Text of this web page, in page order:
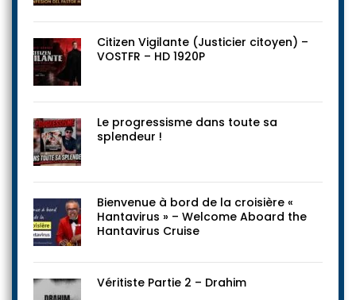
Citizen Vigilante (Justicier citoyen) –
VOSTFR – HD 1920P
Le progressisme dans toute sa
splendeur !
Bienvenue à bord de la croisière «
Hantavirus » – Welcome Aboard the
Hantavirus Cruise
Véritiste Partie 2 – Drahim